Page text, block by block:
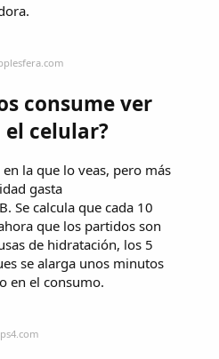
consume ver
celular?
la que lo veas, pero más
gasta
Se calcula que cada 10
que los partidos son
de hidratación, los 5
se alarga unos minutos
en el consumo.